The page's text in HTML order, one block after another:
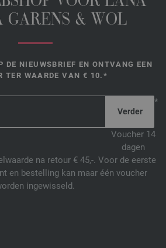
GARENS & WOL
DE NIEUWSBRIEF EN ONTVANG EEN
TER WAARDE VAN € 10.*
*
Voucher 14
dagen
na retour € 45,-. Voor de eerste
en bestelling kan maar één voucher
ingewisseld.